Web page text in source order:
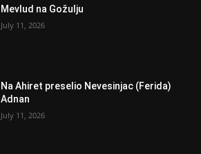
Mevlud na Gožulju
July 11, 2026
Na Ahiret preselio Nevesinjac (Ferida)
Adnan
July 11, 2026